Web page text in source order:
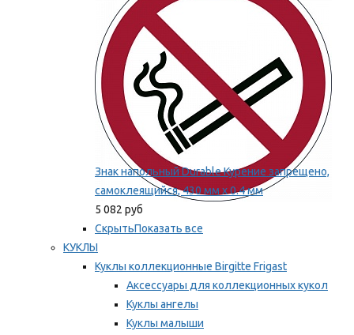
Знак напольный Durable Курение запрещено,
самоклеящийся, 430 мм х 0.4 мм
5 082 руб
СкрытьПоказать все
КУКЛЫ
Куклы коллекционные Birgitte Frigast
Аксессуары для коллекционных кукол
Куклы ангелы
Куклы малыши